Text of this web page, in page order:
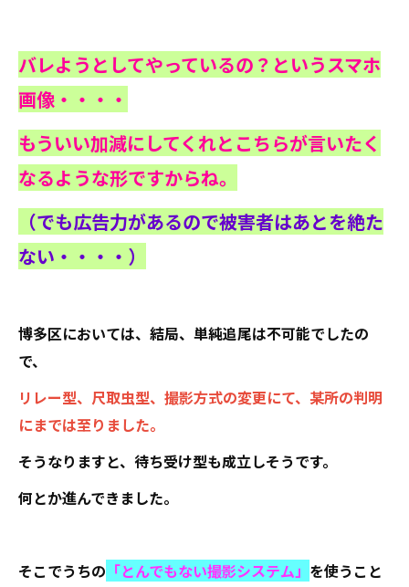
バレようとしてやっているの？というスマホ
画像・・・・
もういい加減にしてくれとこちらが言いたく
なるような形ですからね。
（でも広告力があるので被害者はあとを絶た
ない・・・・）
博多区においては、結局、単純追尾は不可能でしたの
で、
リレー型、尺取虫型、撮影方式の変更にて、某所の判明
にまでは至りました。
そうなりますと、待ち受け型も成立しそうです。
何とか進んできました。
そこでうちの 「とんでもない撮影システム」 を使うこと